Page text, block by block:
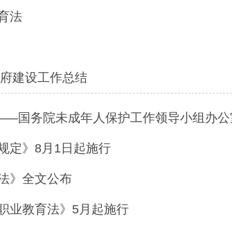
法
建设工作总结
国务院未成年人保护工作领导小组办
定》8月1日起施行
》全文公布
业教育法》5月起施行